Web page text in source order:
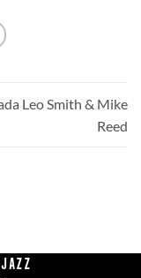
Leo Smith & Mike
Reed